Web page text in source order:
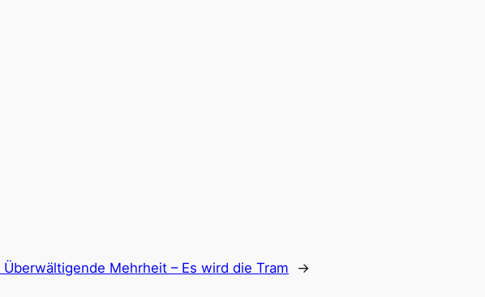
Überwältigende Mehrheit – Es wird die Tram →